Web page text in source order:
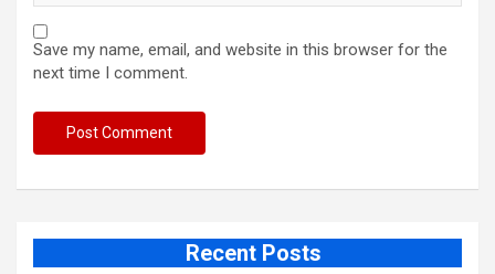
Save my name, email, and website in this browser for the
next time I comment.
Recent Posts